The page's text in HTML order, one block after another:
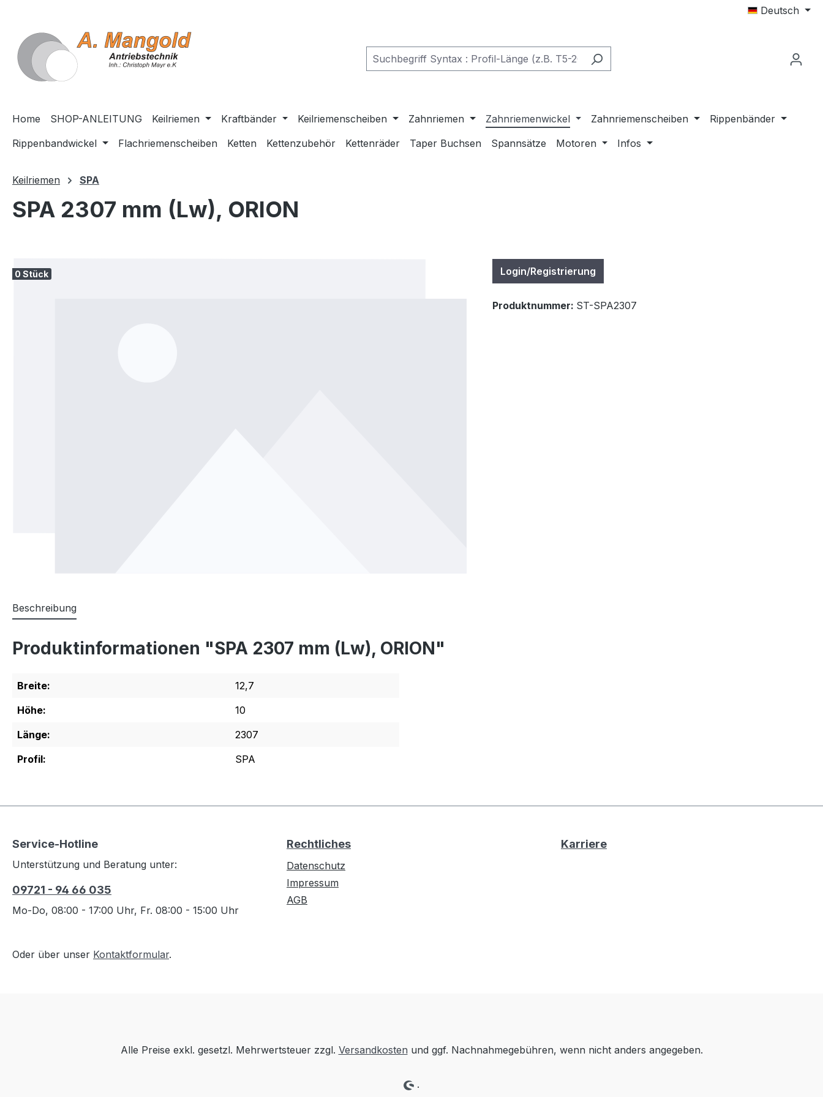
Deutsch
Home SHOP-ANLEITUNG Keilriemen Kraftbänder Keilriemenscheiben Zahnriemen Zahnriemenwickel Zahnriemenscheiben
Rippenbänder
Rippenbandwickel
Flachriemenscheiben Ketten Kettenzubehör Kettenräder Taper Buchsen Spannsätze Motoren Infos
Keilriemen SPA
SPA 2307 mm (Lw), ORION
0 Stück Login/Registrierung
Produktnummer: ST-SPA2307
Beschreibung
Produktinformationen "SPA 2307 mm (Lw), ORION"
Breite:
12,7
Höhe:
10
Länge:
2307
Profil:
SPA
Service-Hotline
Unterstützung und Beratung unter:
09721 - 94 66 035
Mo-Do, 08:00 - 17:00 Uhr, Fr. 08:00 - 15:00 Uhr
Oder über unser Kontaktformular.
Rechtliches
Datenschutz
Impressum
AGB
Karriere
Alle Preise exkl. gesetzl. Mehrwertsteuer zzgl. Versandkosten und ggf. Nachnahmegebühren, wenn nicht anders angegeben.
.